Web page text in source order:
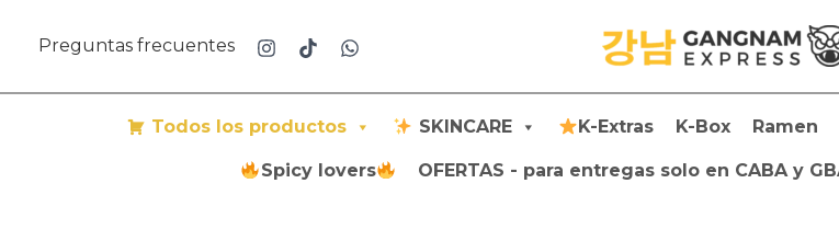
Preguntas frecuentes
Todos los productos SKINCARE K-Extras K-Box Ramen
Spicy lovers OFERTAS - para entregas solo en CABA y